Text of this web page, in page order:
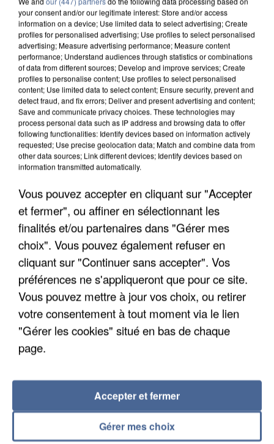
UNE TOURISTE DE L’OISE EMPORTÉE PAR UNE
COULÉE DE BOUE EN HAUTE-SAVOIE
LES DONNÉES DE 300 000 CLIENTS DÉROBÉES À
INTERMARCHÉ APRÈS UNE...
your consent and/or our legitimate interest: Store and/or access
information on a device; Use limited data to select advertising; Create
profiles for personalised advertising; Use profiles to select personalised
advertising; Measure advertising performance; Measure content
performance; Understand audiences through statistics or combinations
of data from different sources; Develop and improve services; Create
profiles to personalise content; Use profiles to select personalised
content; Use limited data to select content; Ensure security, prevent and
detect fraud, and fix errors; Deliver and present advertising and content;
Save and communicate privacy choices. These technologies may
process personal data such as IP address and browsing data to offer
following functionalities: Identify devices based on information actively
requested; Use precise geolocation data; Match and combine data from
other data sources; Link different devices; Identify devices based on
information transmitted automatically.
Vous pouvez accepter en cliquant sur "Accepter
et fermer", ou affiner en sélectionnant les
finalités et/ou partenaires dans "Gérer mes
choix". Vous pouvez également refuser en
cliquant sur "Continuer sans accepter". Vos
préférences ne s'appliqueront que pour ce site.
Vous pouvez mettre à jour vos choix, ou retirer
votre consentement à tout moment via le lien
"Gérer les cookies" situé en bas de chaque
page.
Gérer mes choix
Accepter et fermer